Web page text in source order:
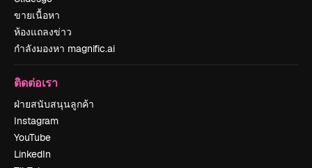
ขายเนื้อหา
ห้องแถลงข่าว
กำลังมองหา magnific.ai
ติดต่อเรา
ฝ่ายสนับสนุนลูกค้า
Instagram
YouTube
LinkedIn